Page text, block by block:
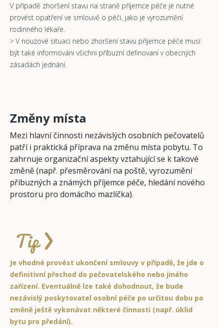
V případě zhoršení stavu na straně příjemce péče je nutné
provést opatření ve smlouvě o péči, jako je vyrozumění
rodinného lékaře.
> V nouzové situaci nebo zhoršení stavu příjemce péče musí
být také informováni všichni příbuzní definovaní v obecných
zásadách jednání.
Změny místa
Mezi hlavní činnosti nezávislých osobních pečovatelů
patří i praktická příprava na změnu místa pobytu. To
zahrnuje organizační aspekty vztahující se k takové
změně (např. přesměrování na poště, vyrozumění
příbuzných a známých příjemce péče, hledání nového
prostoru pro domácího mazlíčka).
Je vhodné provést ukončení smlouvy v případě, že jde o
definitivní přechod do pečovatelského nebo jiného
zařízení. Eventuálně lze také dohodnout, že bude
nezávislý poskytovatel osobní péče po určitou dobu po
změně ještě vykonávat některé činnosti (např. úklid
bytu pro předání).